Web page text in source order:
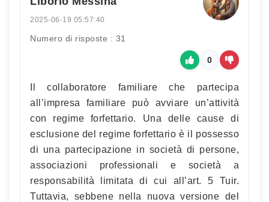
2025-06-19 05:57:40
Numero di risposte : 31
0
Il collaboratore familiare che partecipa
all’impresa familiare può avviare un’attività
con regime forfettario. Una delle cause di
esclusione del regime forfettario è il possesso
di una partecipazione in società di persone,
associazioni professionali e società a
responsabilità limitata di cui all’art. 5 Tuir.
Tuttavia, sebbene nella nuova versione del